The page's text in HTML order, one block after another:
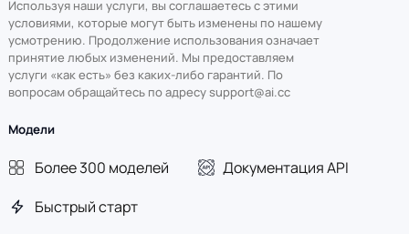
Используя наши услуги, вы соглашаетесь с этими
условиями, которые могут быть изменены по нашему
усмотрению. Продолжение использования означает
принятие любых изменений. Мы предоставляем
услуги «как есть» без каких-либо гарантий. По
вопросам обращайтесь по адресу support@ai.cc
Модели
Более 300 моделей
Документация API
Быстрый старт